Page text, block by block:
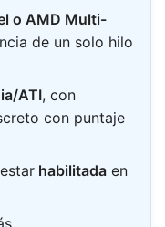
o AMD Multi-
de un solo hilo
ATI, con
con puntaje
habilitada en